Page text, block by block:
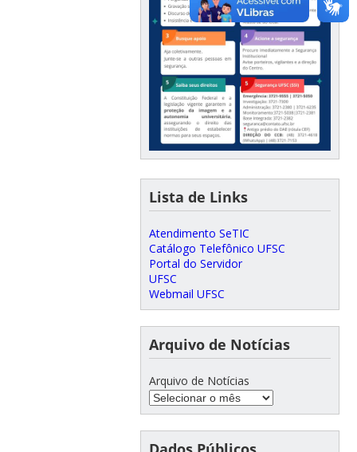
Lista de Links
Atendimento SeTIC
Catálogo Telefônico UFSC
Portal do Servidor
UFSC
Webmail UFSC
Arquivo de Notícias
Arquivo de Notícias